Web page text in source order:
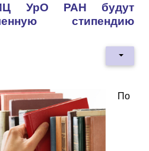
УрО РАН будут
стипендию
По